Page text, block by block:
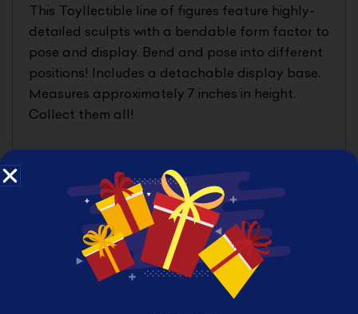
This Toyllectible line of figures feature highly-
detailed sculpts with a bendable form factor to
pose and display. Bend and pose into different
positions! Includes a detachable display base.
Measures approximately 7 inches in height.
Collect them all!
Product Features
7-inch scale (17.78cm)
Made of plastic
From the Harley Quinn (Rebirth) comic
series
Part of the BendyFigs series
Highly detailed